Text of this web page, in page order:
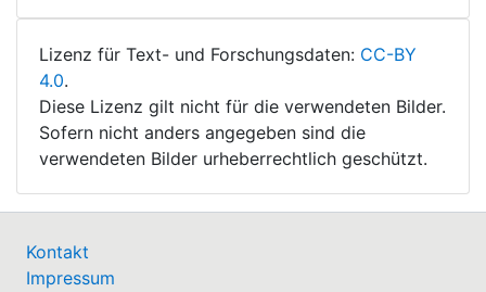
Lizenz für Text- und Forschungsdaten: CC-BY
4.0.
Diese Lizenz gilt nicht für die verwendeten Bilder.
Sofern nicht anders angegeben sind die
verwendeten Bilder urheberrechtlich geschützt.
Kontakt
Impressum